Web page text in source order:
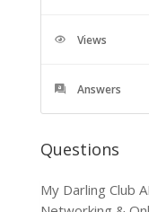
Views
Answers
Questions
My Darling Club